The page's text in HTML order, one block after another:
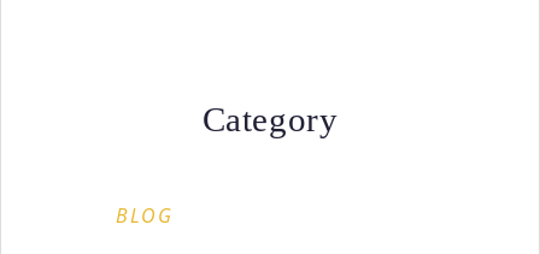
Category
BLOG